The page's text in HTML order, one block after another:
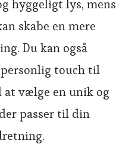
hyggeligt lys, mens
skabe en mere
Du kan også
touch til
at vælge en unik og
passer til din